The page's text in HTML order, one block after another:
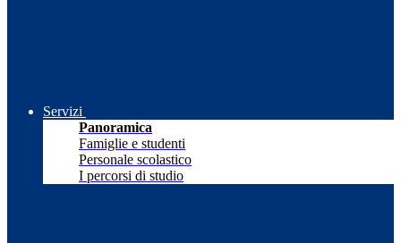
Servizi
Panoramica
Famiglie e studenti
Personale scolastico
I percorsi di studio